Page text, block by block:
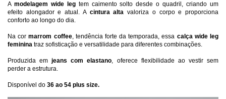
A modelagem wide leg tem caimento solto desde o quadril, criando um
efeito alongador e atual. A cintura alta valoriza o corpo e proporciona
conforto ao longo do dia.
Na cor marrom coffee, tendência forte da temporada, essa calça wide leg
feminina traz sofisticação e versatilidade para diferentes combinações.
Produzida em jeans com elastano , oferece flexibilidade ao vestir sem
perder a estrutura.
Disponível do 36 ao 54 plus size.